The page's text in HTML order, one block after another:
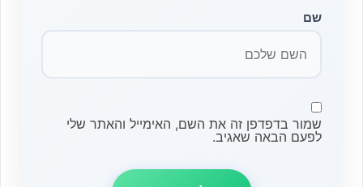
שם
שמור בדפדפן זה את השם, האימייל והאתר שלי
לפעם הבאה שאגיב.